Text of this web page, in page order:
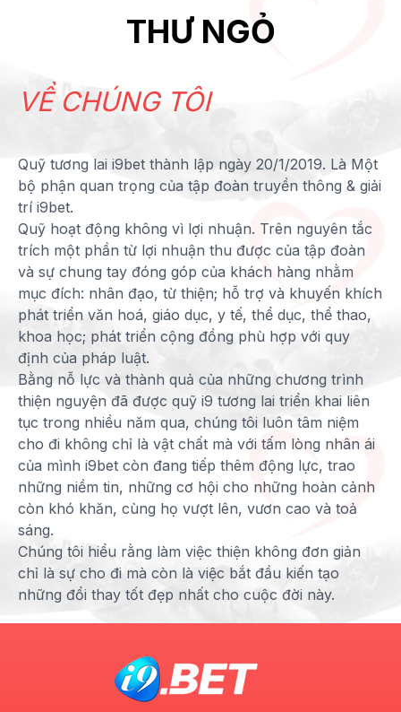
THƯ NGỎ
VỀ CHÚNG TÔI
Quỹ tương lai i9bet thành lập ngày 20/1/2019. Là Một
bộ phận quan trọng của tập đoàn truyền thông & giải
trí i9bet.
Quỹ hoạt động không vì lợi nhuận. Trên nguyên tắc
trích một phần từ lợi nhuận thu được của tập đoàn
và sự chung tay đóng góp của khách hàng nhằm
mục đích: nhân đạo, từ thiện; hỗ trợ và khuyến khích
phát triển văn hoá, giáo dục, y tế, thể dục, thể thao,
khoa học; phát triển cộng đồng phù hợp với quy
định của pháp luật.
Bằng nỗ lực và thành quả của những chương trình
thiện nguyện đã được quỹ i9 tương lai triển khai liên
tục trong nhiều năm qua, chúng tôi luôn tâm niệm
cho đi không chỉ là vật chất mà với tấm lòng nhân ái
của mình i9bet còn đang tiếp thêm động lực, trao
những niềm tin, những cơ hội cho những hoàn cảnh
còn khó khăn, cùng họ vượt lên, vươn cao và toả
sáng.
Chúng tôi hiểu rằng làm việc thiện không đơn giản
chỉ là sự cho đi mà còn là việc bắt đầu kiến tạo
những đổi thay tốt đẹp nhất cho cuộc đời này.